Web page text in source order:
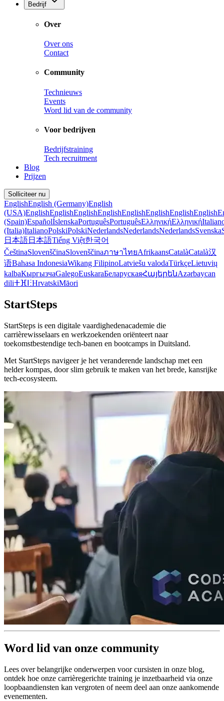
Bedrijf
Over
Over ons
Contact
Community
Technieuws
Events
Word lid van de community
Voor bedrijven
Bedrijfstraining
Tech recruitment
Blog
Prijzen
Solliciteer nu
EnglishEnglish (Germany)English
(USA)EnglishEnglishEnglishEnglishEnglishEnglishEnglishEnglish
(Spain)EspañolÍslenskaPortuguêsPortuguêsΕλληνικήΕλληνική
(Italia)ItalianoPolskiPolskiNederlandsNederlandsNederlandsSvenska
日本語日本語Tiếng Việt한국어
ČeštinaSlovenščinaSlovenščinaภาษาไทยAfrikaansCatalàCatalà汉
语Bahasa IndonesiaWikang FilipinoLatviešu valodaTürkçeLietuvių
kalbaКыргызчаGalegoEuskaraБеларускаяՀայերենAzərbaycan
diliⵜⴼⵏⵗHrvatskiMāori
StartSteps
StartSteps is een digitale vaardighedenacademie die
carrièrewisselaars en werkzoekenden oriënteert naar
toekomstbestendige tech‑banen en bootcamps in Duitsland.
Met StartSteps navigeer je het veranderende landschap met een
helder kompas, door slim gebruik te maken van het brede, kansrijke
tech‑ecosysteem.
Word lid van onze community
Lees over belangrijke onderwerpen voor cursisten in onze blog,
ontdek hoe onze carrièregerichte training je inzetbaarheid via onze
loopbaandiensten kan vergroten of neem deel aan onze aankomende
evenementen.